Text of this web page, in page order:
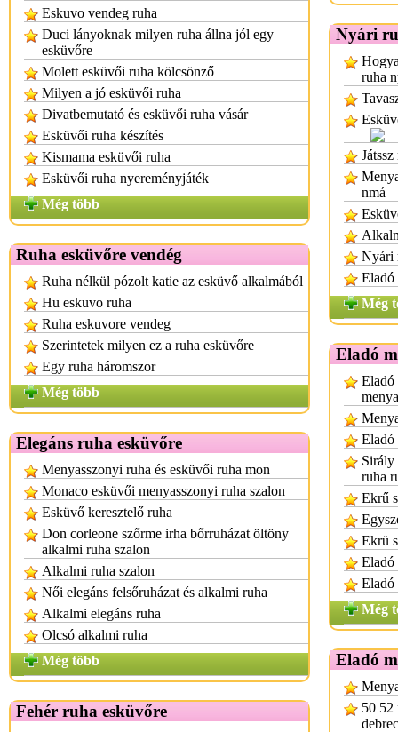
Eskuvo vendeg ruha
Duci lányoknak milyen ruha állna jól egy
esküvőre
Molett esküvői ruha kölcsönző
Milyen a jó esküvői ruha
Divatbemutató és esküvői ruha vásár
Esküvői ruha készítés
Kismama esküvői ruha
Esküvői ruha nyereményjáték
Még több
Ruha esküvőre vendég
Ruha nélkül pózolt katie az esküvő alkalmából
Hu eskuvo ruha
Ruha eskuvore vendeg
Szerintetek milyen ez a ruha esküvőre
Egy ruha háromszor
Még több
Elegáns ruha esküvőre
Menyasszonyi ruha és esküvői ruha mon
Monaco esküvői menyasszonyi ruha szalon
Esküvő keresztelő ruha
Don corleone szőrme irha bőrruházat öltöny
alkalmi ruha szalon
Alkalmi ruha szalon
Női elegáns felsőruházat és alkalmi ruha
Alkalmi elegáns ruha
Olcsó alkalmi ruha
Még több
Fehér ruha esküvőre
Nyári
ruha
nmá
Nyári
Eladó
Még
Eladó
Eladó
Eladó
Sirály
ruha
Ekrű
Ekrü
Eladó
Eladó
Még
Eladó
50 52